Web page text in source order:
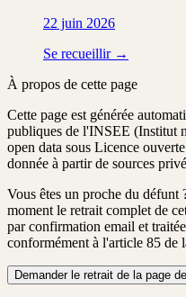
22 juin 2026
Se recueillir →
À propos de cette page
Cette page est générée
publiques de l'INSEE (Institut
open data sous Licence
donnée à partir de sources
Vous êtes un proche du défunt
moment le retrait complet de
par confirmation email et traitée
conformément à l'article 85
Demander le retrait de la page